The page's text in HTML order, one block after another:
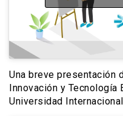
Una breve presentación
Innovación y Tecnología
Universidad